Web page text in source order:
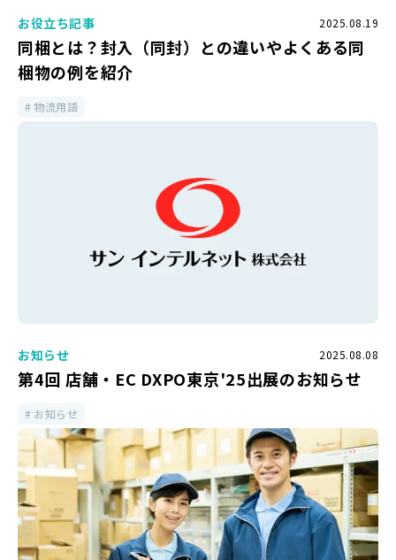
お役立ち記事 2025.08.19
同梱とは？封入（同封）との違いやよくある同
梱物の例を紹介
物流用語
お知らせ 2025.08.08
第4回 店舗・EC DXPO東京'25出展のお知らせ
お知らせ